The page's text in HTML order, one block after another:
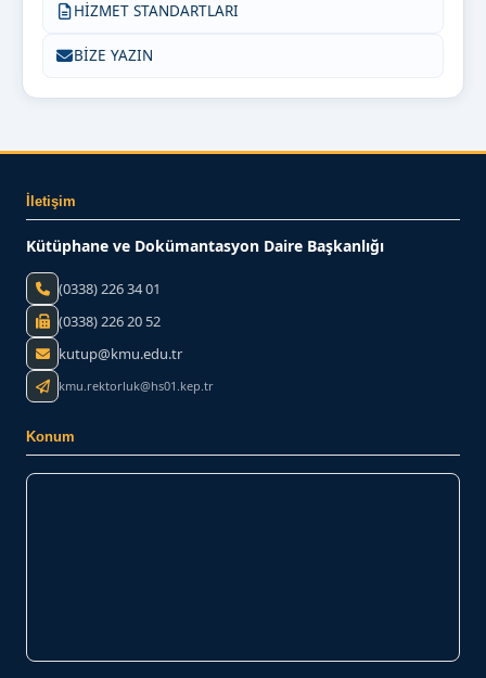
HİZMET STANDARTLARI
BİZE YAZIN
İletişim
Kütüphane ve Dokümantasyon Daire Başkanlığı
(0338) 226 34 01
(0338) 226 20 52
kutup@kmu.edu.tr
kmu.rektorluk@hs01.kep.tr
Konum